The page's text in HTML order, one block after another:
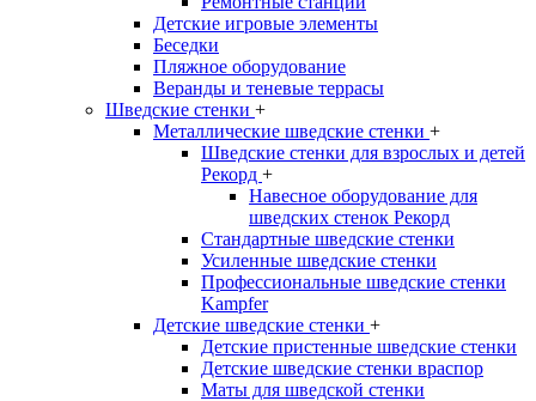
Детские игровые элементы
Беседки
Пляжное оборудование
Веранды и теневые террасы
Шведские стенки +
Металлические шведские стенки +
Шведские стенки для взрослых и детей
Рекорд +
Навесное оборудование для
шведских стенок Рекорд
Стандартные шведские стенки
Усиленные шведские стенки
Профессиональные шведские стенки
Kampfer
Детские шведские стенки +
Детские пристенные шведские стенки
Детские шведские стенки враспор
Маты для шведской стенки